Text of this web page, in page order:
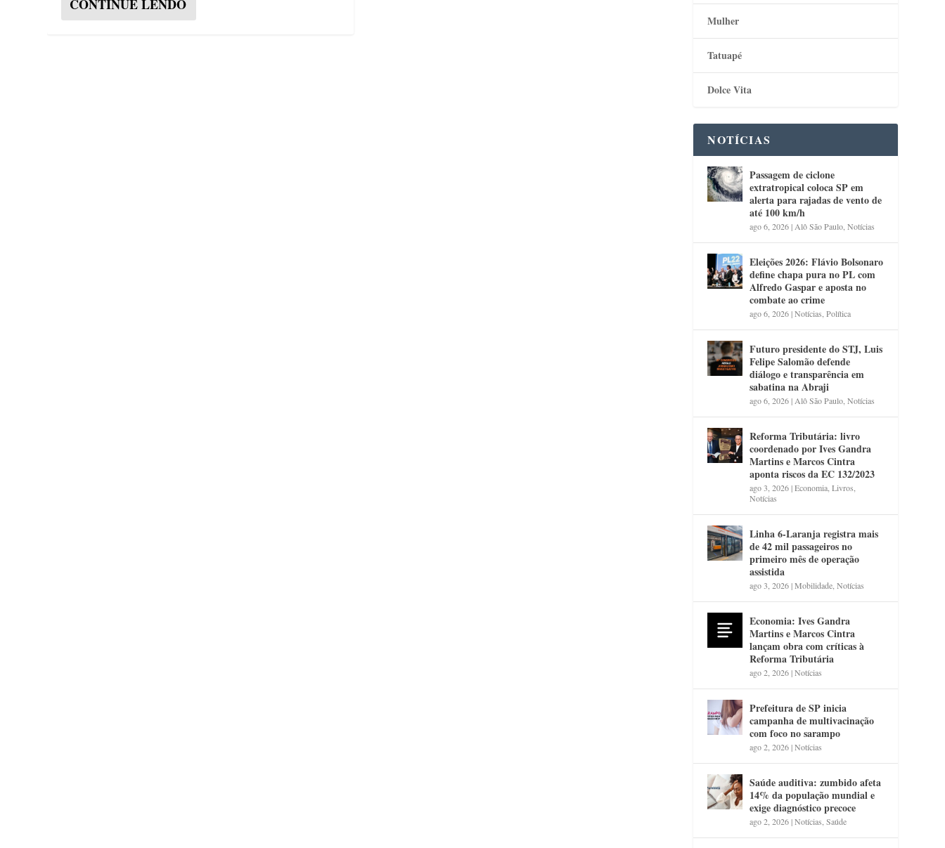
CONTINUE LENDO
Mulher
Tatuapé
Dolce Vita
NOTÍCIAS
Passagem de ciclone
extratropical coloca SP em
alerta para rajadas de vento de
até 100 km/h
ago 6, 2026| Alô São Paulo ,Notícias
Eleições 2026: Flávio Bolsonaro
define chapa pura no PL com
Alfredo Gaspar e aposta no
combate ao crime
ago 6, 2026|Notícias ,Política
Futuro presidente do STJ, Luis
Felipe Salomão defende
diálogo e transparência em
sabatina na Abraji
ago 6, 2026| Alô São Paulo ,Notícias
Reforma Tributária: livro
coordenado por Ives Gandra
Martins e Marcos Cintra
aponta riscos da EC 132/2023
ago 3, 2026|Economia ,Livros
Notícias
Linha 6-Laranja registra mais
de 42 mil passageiros no
primeiro mês de operação
assistida
ago 3, 2026|Mobilidade ,Notícias
Economia: Ives Gandra
Martins e Marcos Cintra
lançam obra com críticas à
Reforma Tributária
ago 2, 2026|Notícias
Prefeitura de SP inicia
campanha de multivacinação
com foco no sarampo
ago 2, 2026|Notícias
Saúde auditiva: zumbido afeta
14% da população mundial e
exige diagnóstico precoce
ago 2, 2026|Notícias ,Saúde